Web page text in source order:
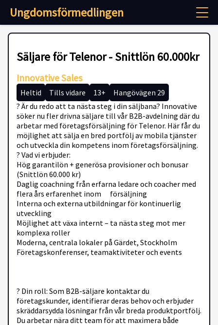
Ungdomsförmedlingen
Säljare för Telenor - Snittlön 60.000kr
Innovative Sales
Heltid Tills vidare 13+
Hangövägen 29
? Är du redo att ta nästa steg i din säljbana? Innovative
söker nu fler drivna säljare till vår B2B-avdelning där du
arbetar med företagsförsäljning för Telenor. Här får du
möjlighet att sälja en bred portfölj av mobila tjänster
och utveckla din kompetens inom företagsförsäljning.
? Vad vi erbjuder:
Hög garantilön + generösa provisioner och bonusar
(Snittlön 60.000 kr)
Daglig coachning från erfarna ledare och coacher med
flera års erfarenhet inom försäljning
Interna och externa utbildningar för kontinuerlig
utveckling
Möjlighet att växa internt – ta nästa steg mot mer
komplexa roller
Moderna, centrala lokaler på Gärdet, Stockholm
Företagskonferenser, teamaktiviteter och events
? Din roll: Som B2B-säljare kontaktar du
företagskunder, identifierar deras behov och erbjuder
skräddarsydda lösningar från vår breda produktportfölj.
Du arbetar nära ditt team för att maximera både